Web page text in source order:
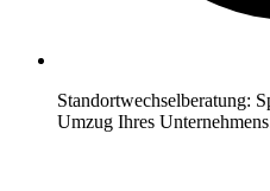
Standortwechselberatung:
Umzug Ihres